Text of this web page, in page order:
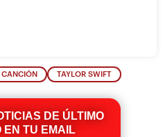
CANCIÓN TAYLOR SWIFT
DE ÚLTIMO
EN TU EMAIL